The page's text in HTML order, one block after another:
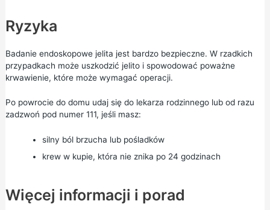
Ryzyka
Badanie endoskopowe jelita jest bardzo bezpieczne. W rzadkich
przypadkach może uszkodzić jelito i spowodować poważne
krwawienie, które może wymagać operacji.
Po powrocie do domu udaj się do lekarza rodzinnego lub od razu
zadzwoń pod numer 111, jeśli masz:
silny ból brzucha lub pośladków
krew w kupie, która nie znika po 24 godzinach
Więcej informacji i porad